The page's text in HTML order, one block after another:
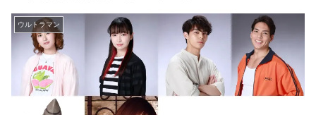
ウルトラマン